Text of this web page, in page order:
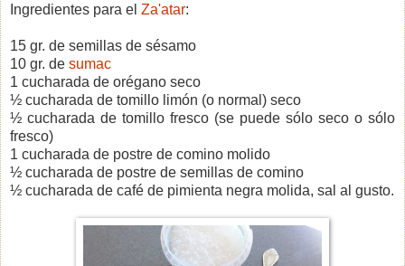
Ingredientes para el Za'atar:
15 gr. de semillas de sésamo
10 gr. de sumac
1 cucharada de orégano seco
½ cucharada de tomillo limón (o normal) seco
½ cucharada de tomillo fresco (se puede sólo seco o sólo
fresco)
1 cucharada de postre de comino molido
½ cucharada de postre de semillas de comino
½ cucharada de café de pimienta negra molida, sal al gusto.